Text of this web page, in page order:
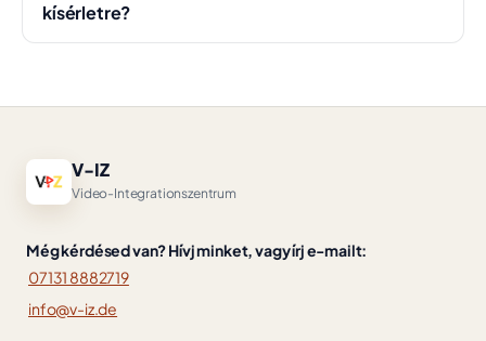
kísérletre?
V-IZ
Video-Integrationszentrum
Még kérdésed van? Hívj minket, vagy írj e-mailt:
07131 8882719
info@v-iz.de